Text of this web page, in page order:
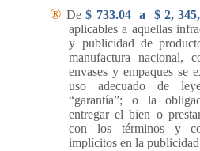
® De$ 733.04 a $ 2,
aplicables a aquellas
y publicidad de
manufactura nacional,
envases y empaques se
uso adecuado de
“garantía”; o la
entregar el bien o
con los términos y
implícitos en la